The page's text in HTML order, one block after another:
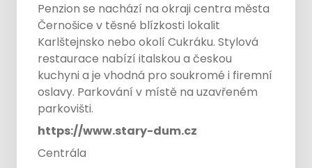
Penzion se nachází na okraji centra města
Černošice v těsné blízkosti lokalit
Karlštejnsko nebo okolí Cukráku. Stylová
restaurace nabízí italskou a českou
kuchyni a je vhodná pro soukromé i firemní
oslavy. Parkování v místě na uzavřeném
parkovišti.
https://www.stary-dum.cz
Centrála